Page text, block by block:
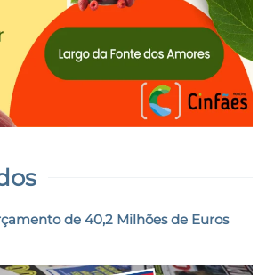
de 40,2 Milhões de Euros